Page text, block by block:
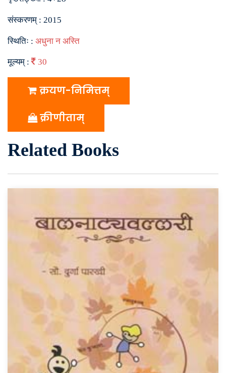
संस्करणम् : 2015
स्थितिः : अधुना न अस्ति
मूल्यम् : 30
क्रयण-निमित्तम्
क्रीणीताम्
Related Books